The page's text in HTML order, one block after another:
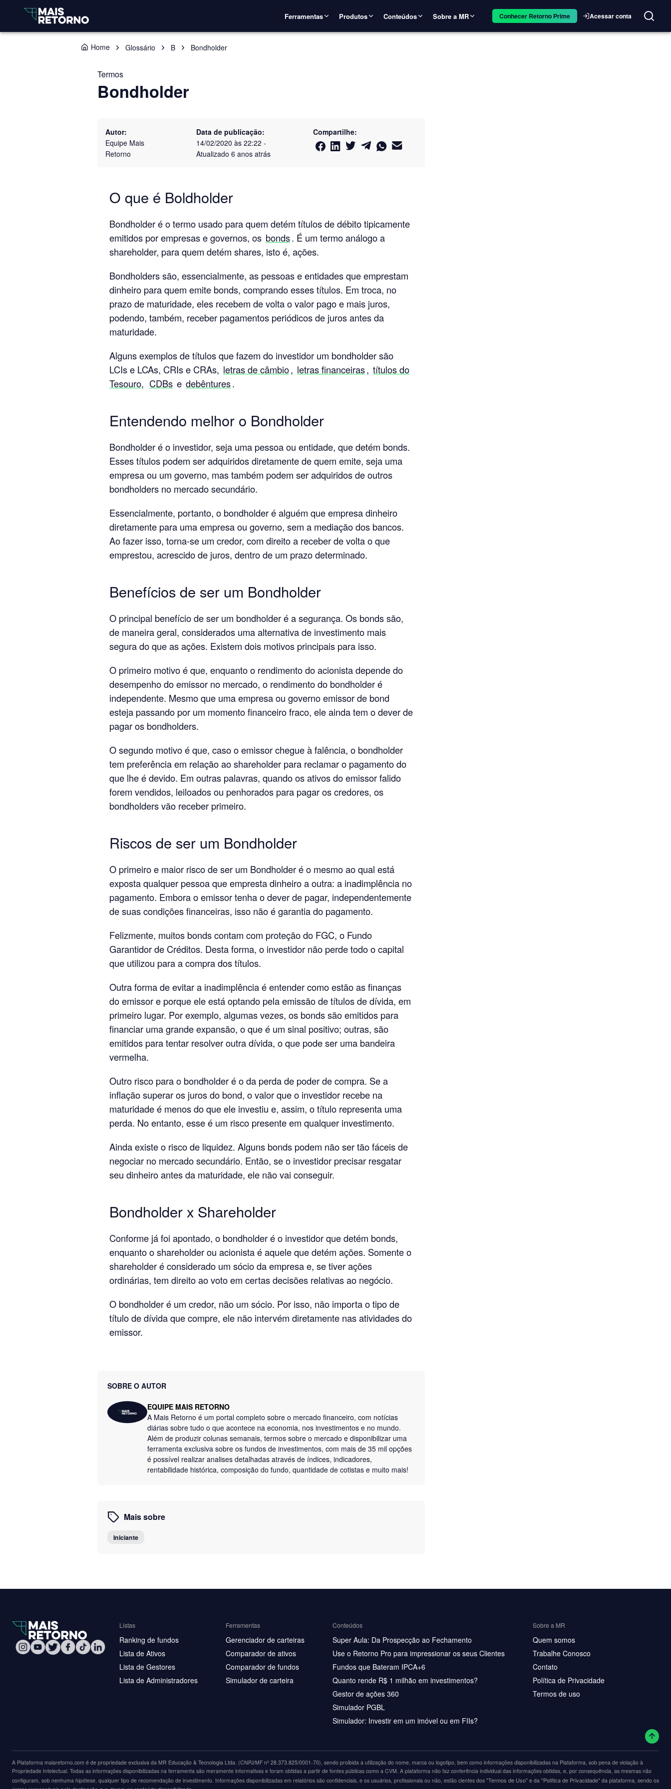
Ferramentas Produtos Conteúdos Sobre a MR Conhecer Retorno Prime Acessar conta
Home Glossário B Bondholder
Termos
Bondholder
Autor:
Equipe Mais
Retorno
Data de publicação:
14/02/2020 às 22:22 -
Atualizado 6 anos atrás
Compartilhe:
O que é Boldholder
Bondholder é o termo usado para quem detém títulos de débito tipicamente
emitidos por empresas e governos, os bonds. É um termo análogo a
shareholder, para quem detém shares, isto é, ações.
Bondholders são, essencialmente, as pessoas e entidades que emprestam
dinheiro para quem emite bonds, comprando esses títulos. Em troca, no
prazo de maturidade, eles recebem de volta o valor pago e mais juros,
podendo, também, receber pagamentos periódicos de juros antes da
maturidade.
Alguns exemplos de títulos que fazem do investidor um bondholder são
LCIs e LCAs, CRIs e CRAs, letras de câmbio, letras financeiras, títulos do
Tesouro, CDBs e debêntures.
Entendendo melhor o Bondholder
Bondholder é o investidor, seja uma pessoa ou entidade, que detém bonds.
Esses títulos podem ser adquiridos diretamente de quem emite, seja uma
empresa ou um governo, mas também podem ser adquiridos de outros
bondholders no mercado secundário.
Essencialmente, portanto, o bondholder é alguém que empresa dinheiro
diretamente para uma empresa ou governo, sem a mediação dos bancos.
Ao fazer isso, torna-se um credor, com direito a receber de volta o que
emprestou, acrescido de juros, dentro de um prazo determinado.
Benefícios de ser um Bondholder
O principal benefício de ser um bondholder é a segurança. Os bonds são,
de maneira geral, considerados uma alternativa de investimento mais
segura do que as ações. Existem dois motivos principais para isso.
O primeiro motivo é que, enquanto o rendimento do acionista depende do
desempenho do emissor no mercado, o rendimento do bondholder é
independente. Mesmo que uma empresa ou governo emissor de bond
esteja passando por um momento financeiro fraco, ele ainda tem o dever de
pagar os bondholders.
O segundo motivo é que, caso o emissor chegue à falência, o bondholder
tem preferência em relação ao shareholder para reclamar o pagamento do
que lhe é devido. Em outras palavras, quando os ativos do emissor falido
forem vendidos, leiloados ou penhorados para pagar os credores, os
bondholders vão receber primeiro.
Riscos de ser um Bondholder
O primeiro e maior risco de ser um Bondholder é o mesmo ao qual está
exposta qualquer pessoa que empresta dinheiro a outra: a inadimplência no
pagamento. Embora o emissor tenha o dever de pagar, independentemente
de suas condições financeiras, isso não é garantia do pagamento.
Felizmente, muitos bonds contam com proteção do FGC, o Fundo
Garantidor de Créditos. Desta forma, o investidor não perde todo o capital
que utilizou para a compra dos títulos.
Outra forma de evitar a inadimplência é entender como estão as finanças
do emissor e porque ele está optando pela emissão de títulos de dívida, em
primeiro lugar. Por exemplo, algumas vezes, os bonds são emitidos para
financiar uma grande expansão, o que é um sinal positivo; outras, são
emitidos para tentar resolver outra dívida, o que pode ser uma bandeira
vermelha.
Outro risco para o bondholder é o da perda de poder de compra. Se a
inflação superar os juros do bond, o valor que o investidor recebe na
maturidade é menos do que ele investiu e, assim, o título representa uma
perda. No entanto, esse é um risco presente em qualquer investimento.
Ainda existe o risco de liquidez. Alguns bonds podem não ser tão fáceis de
negociar no mercado secundário. Então, se o investidor precisar resgatar
seu dinheiro antes da maturidade, ele não vai conseguir.
Bondholder x Shareholder
Conforme já foi apontado, o bondholder é o investidor que detém bonds,
enquanto o shareholder ou acionista é aquele que detém ações. Somente o
shareholder é considerado um sócio da empresa e, se tiver ações
ordinárias, tem direito ao voto em certas decisões relativas ao negócio.
O bondholder é um credor, não um sócio. Por isso, não importa o tipo de
título de dívida que compre, ele não intervém diretamente nas atividades do
emissor.
SOBRE O AUTOR
EQUIPE MAIS RETORNO
A Mais Retorno é um portal completo sobre o mercado financeiro, com notícias
diárias sobre tudo o que acontece na economia, nos investimentos e no mundo.
Além de produzir colunas semanais, termos sobre o mercado e disponibilizar uma
ferramenta exclusiva sobre os fundos de investimentos, com mais de 35 mil opções
é possível realizar analises detalhadas através de índices, indicadores,
rentabilidade histórica, composição do fundo, quantidade de cotistas e muito mais!
Mais sobre
Iniciante
Listas
Ranking de fundos
Lista de Ativos
Lista de Gestores
Lista de Administradores
Ferramentas
Gerenciador de carteiras
Comparador de ativos
Comparador de fundos
Simulador de carteira
Conteúdos
Super Aula: Da Prospecção ao Fechamento
Use o Retorno Pro para impressionar os seus Clientes
Fundos que Bateram IPCA+6
Quanto rende R$ 1 milhão em investimentos?
Gestor de ações 360
Simulador PGBL
Simulador: Investir em um imóvel ou em FIIs?
Sobre a MR
Quem somos
Trabalhe Conosco
Contato
Política de Privacidade
Termos de uso
A Plataforma maisretorno.com é de propriedade exclusiva da MR Educação & Tecnologia Ltda. (CNPJ/MF nº 28.373.825/0001-70), sendo proibida a utilização do nome, marca ou logotipo, bem como informações disponibilizadas na Plataforma, sob pena de violação à
Propriedade Intelectual. Todas as informações disponibilizadas na ferramenta são meramente informativas e foram obtidas a partir de fontes públicas como a CVM. A plataforma não faz conferência individual das informações obtidas, e, por consequência, as mesmas não
configuram, sob nenhuma hipótese, qualquer tipo de recomendação de investimento. Informações disponibilizadas em relatórios são confidenciais, e os usuários, profissionais ou não, estão cientes dos "Termos de Uso" e da "Política de Privacidade" da plataforma, sendo os